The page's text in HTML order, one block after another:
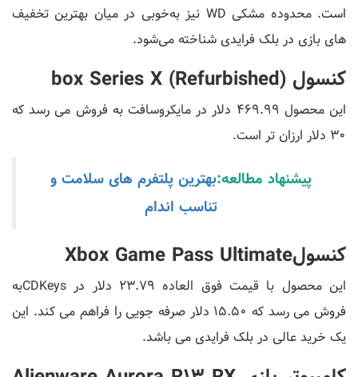
است. محدوده مشکی WD نیز به‌خوبی در میان بهترین تخفیف
های بازی در بلک فرایدی شناخته می‌شود.
کنسول box Series X (Refurbished)
این محصول 469.99 دلار در مایکروسافت به فروش می رسد که
30 دلار ارزان تر است.
پیشنهاد مطالعه:بهترین پلتفرم های سلامت و
تناسب اندام
کنسولXbox Game Pass Ultimate
این محصول با قیمت فوق العاده 23.79 دلار در CDKeysبه
فروش می رسد که 15.50 دلار صرفه جویی را فراهم می کند. این
یک خرید عالی در بلک فرایدی می باشد.